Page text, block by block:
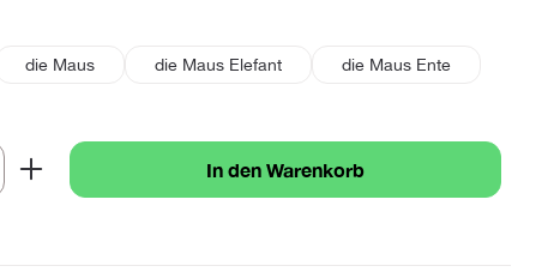
die Maus die Maus Elefant
die Maus Ente
den gewünschten Wert ein oder
In den Warenkorb